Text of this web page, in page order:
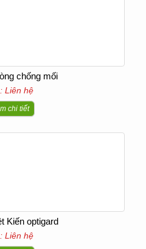
chống mối
Liên hệ
chi tiết
Kiến optigard
Liên hệ